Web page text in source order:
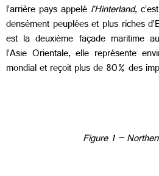
l’arrière pays appelé l’Hinterland,
densément peuplées et plus riches
est la deuxième façade maritime
l’Asie Orientale, elle représente
mondial et reçoit plus de 80% des
Figure 1 –